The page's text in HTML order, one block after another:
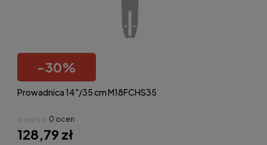
-30%
Prowadnica 14"/35 cm M18FCHS35
0 ocen
128,79 zł